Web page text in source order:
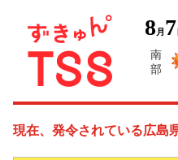
8 月 7
現在、発令されている広島